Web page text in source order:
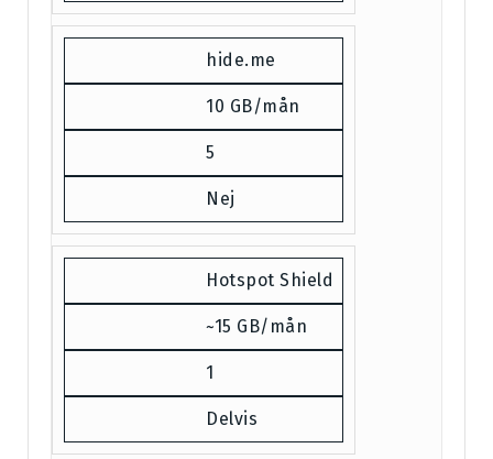
hide.me
10 GB/mån
5
Nej
Hotspot Shield
~15 GB/mån
1
Delvis